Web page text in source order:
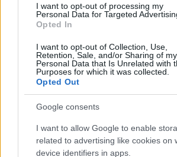
I want to opt-out of processing my
Personal Data for Targeted
Opted In
I want to opt-out of Collection, Use,
Retention, Sale, and/or Sharing of my
Personal Data that Is Unrelated with
Purposes for which it was collected.
Opted Out
Google consents
I want to allow Google to enable
related to advertising like cookies on
device identifiers in apps.
Με το βλέμμα
δημοσκοπήσεις…